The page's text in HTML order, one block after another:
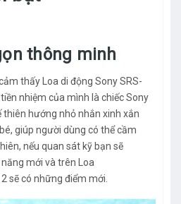
thông minh
thấy Loa di động Sony SRS-
nhiệm của mình là chiếc Sony
thiên hướng nhỏ nhắn xinh xắn
giúp người dùng có thể cầm
nếu quan sát kỹ bạn sẽ
mới và trên Loa
sẽ có những điểm mới.